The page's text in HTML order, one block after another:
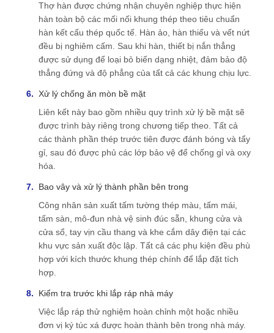
Thợ hàn được chứng nhận chuyên nghiệp thực hiện
hàn toàn bộ các mối nối khung thép theo tiêu chuẩn
hàn kết cấu thép quốc tế. Hàn ảo, hàn thiếu và vết nứt
đều bị nghiêm cấm. Sau khi hàn, thiết bị nắn thẳng
được sử dụng để loại bỏ biến dạng nhiệt, đảm bảo độ
thẳng đứng và độ phẳng của tất cả các khung chịu lực.
Xử lý chống ăn mòn bề mặt
Liên kết này bao gồm nhiều quy trình xử lý bề mặt sẽ
được trình bày riêng trong chương tiếp theo. Tất cả
các thành phần thép trước tiên được đánh bóng và tẩy
gỉ, sau đó được phủ các lớp bảo vệ để chống gỉ và oxy
hóa.
Bao vây và xử lý thành phần bên trong
Công nhân sản xuất tấm tường thép màu, tấm mái,
tấm sàn, mô-đun nhà vệ sinh đúc sẵn, khung cửa và
cửa sổ, tay vịn cầu thang và khe cắm dây điện tại các
khu vực sản xuất độc lập. Tất cả các phụ kiện đều phù
hợp với kích thước khung thép chính để lắp đặt tích
hợp.
Kiểm tra trước khi lắp ráp nhà máy
Việc lắp ráp thử nghiệm hoàn chỉnh một hoặc nhiều
đơn vị ký túc xá được hoàn thành bên trong nhà máy.